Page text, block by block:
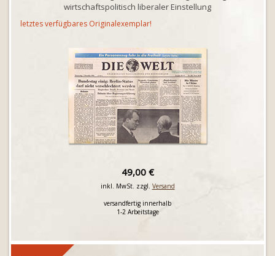
wirtschaftspolitisch liberaler Einstellung
letztes verfügbares Originalexemplar!
49,00 €
inkl. MwSt. zzgl. Versand
versandfertig innerhalb
1-2 Arbeitstage